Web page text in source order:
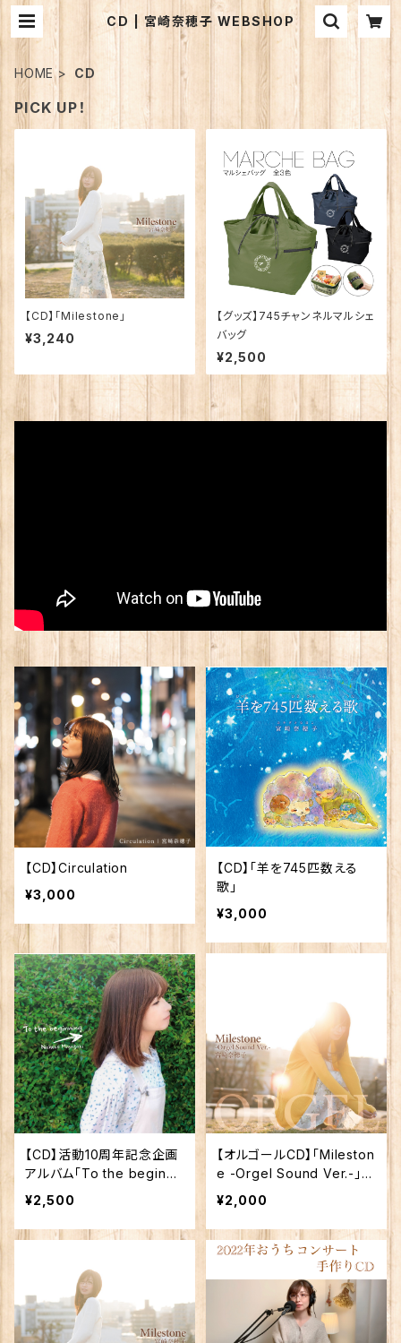
CD | 宮崎奈穂子 WEBSHOP
HOME CD
PICK UP！
【CD】「Milestone」
¥3,240
【グッズ】745チャンネルマルシェ
バッグ
¥2,500
【CD】Circulation
¥3,000
【CD】「羊を745匹数える
歌」
¥3,000
【CD】活動10周年記念企画
アルバム「To the beginni
ng」
¥2,500
【オルゴールCD】「Mileston
e -Orgel Sound Ver.-」
(声なし)
¥2,000